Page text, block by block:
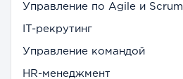
Управление по Agile и Scrum
IT-рекрутинг
Управление командой
HR-менеджмент